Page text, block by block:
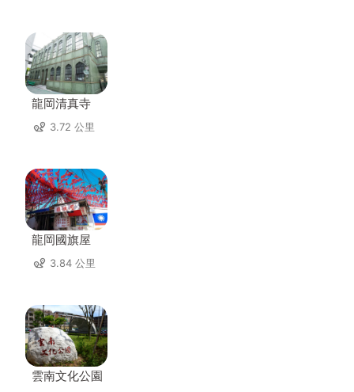
龍岡清真寺
3.72 公里
龍岡國旗屋
3.84 公里
雲南文化公園